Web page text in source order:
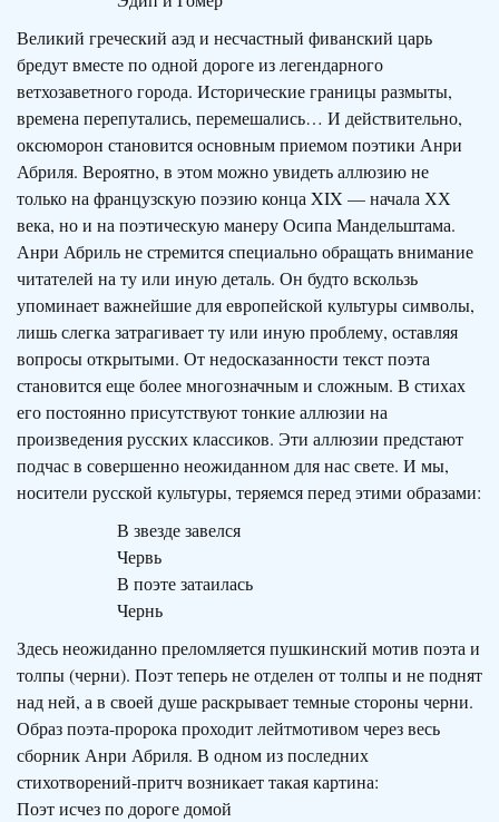
Великий греческий аэд и несчастный фиванский царь
бредут вместе по одной дороге из легендарного
ветхозаветного города. Исторические границы размыты,
времена перепутались, перемешались… И действительно,
оксюморон становится основным приемом поэтики Анри
Абриля. Вероятно, в этом можно увидеть аллюзию не
только на французскую поэзию конца XIX — начала ХХ
века, но и на поэтическую манеру Осипа Мандельштама.
Анри Абриль не стремится специально обращать внимание
читателей на ту или иную деталь. Он будто вскользь
упоминает важнейшие для европейской культуры символы,
лишь слегка за­трагивает ту или иную проблему, оставляя
вопросы открытыми. От недосказанности текст поэта
становится еще более многозначным и сложным. В стихах
его постоянно присутствуют тонкие аллюзии на
произведения русских классиков. Эти аллюзии предстают
подчас в совершенно неожиданном для нас свете. И мы,
носители русской культуры, теряемся перед этими образами:
В звезде завелся
Червь
В поэте затаилась
Чернь
Здесь неожиданно преломляется пушкинский мотив поэта и
толпы (черни). Поэт теперь не отделен от толпы и не поднят
над ней, а в своей душе раскрывает темные стороны черни.
Образ поэта-пророка проходит лейтмотивом через весь
сборник Анри Абриля. В одном из последних
стихотворений-притч возникает такая картина:
Поэт исчез по дороге домой